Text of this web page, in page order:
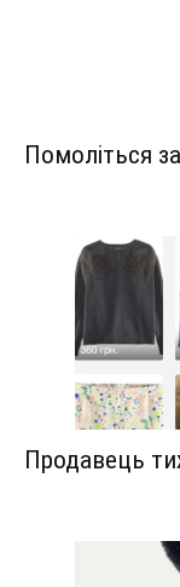
Помоліться
Продавець